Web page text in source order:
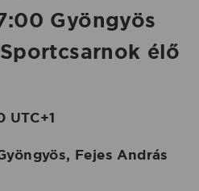
Gyöngyös
élő
UTC+1
Fejes András